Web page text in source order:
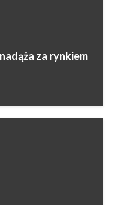
za rynkiem